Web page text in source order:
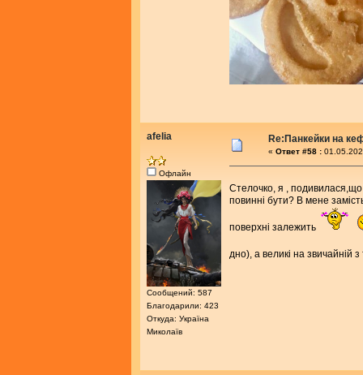
afelia
Офлайн
Сообщений: 587
Благодарили: 423
Откуда: Україна
Миколаїв
Re:Панкейки на
« Ответ #58 :
Стелочко, я , подивилася,що
повинні бути? В мене
поверхні залежить
дно), а великі на звичайній